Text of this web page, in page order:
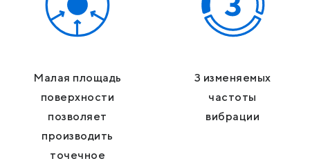
Малая площадь
поверхности
позволяет
производить
точечное
3 изменяемых
частоты
вибрации